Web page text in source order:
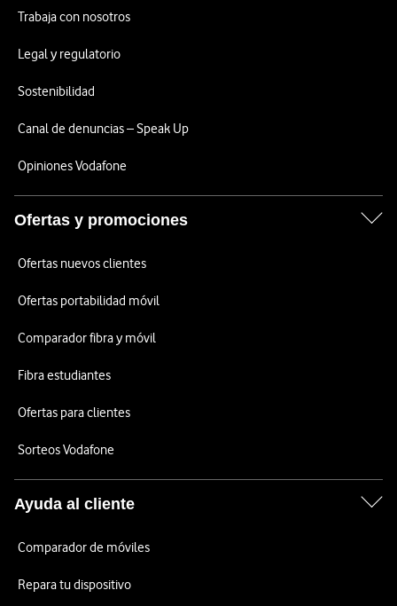
Trabaja con nosotros
Legal y regulatorio
Sostenibilidad
Canal de denuncias – Speak Up
Opiniones Vodafone
Ofertas y promociones
Ofertas nuevos clientes
Ofertas portabilidad móvil
Comparador fibra y móvil
Fibra estudiantes
Ofertas para clientes
Sorteos Vodafone
Ayuda al cliente
Comparador de móviles
Repara tu dispositivo